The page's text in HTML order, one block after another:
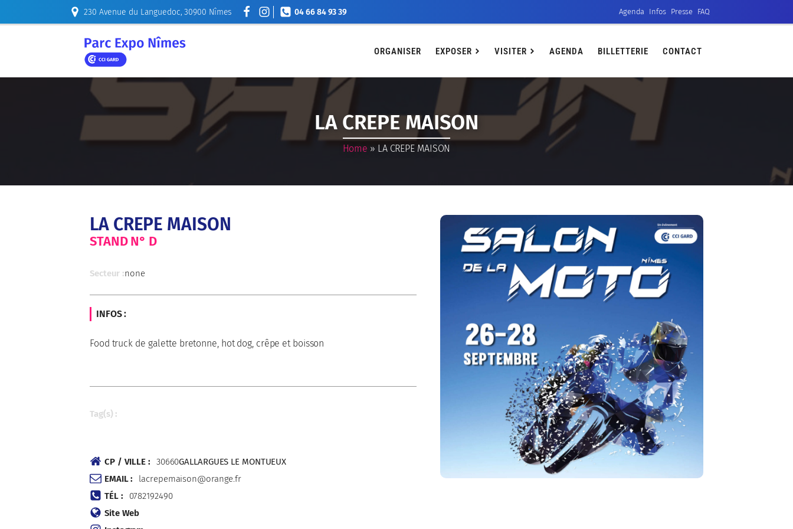
230 Avenue du Languedoc, 30900 Nîmes 04 66 84 93 39 Agenda Infos Presse FAQ
Agenda Billetterie Contact
ORGANISER EXPOSER VISITER AGENDA BILLETTERIE CONTACT
LA CREPE MAISON
Home » LA CREPE MAISON
LA CREPE MAISON
STAND N° D
Secteur :none
INFOS :
Food truck de galette bretonne, hot dog, crêpe et boisson
Tag(s) :
CP / VILLE : 30660GALLARGUES LE MONTUEUX
EMAIL :
lacrepemaison@orange.fr
TÉL :
0782192490
Site Web